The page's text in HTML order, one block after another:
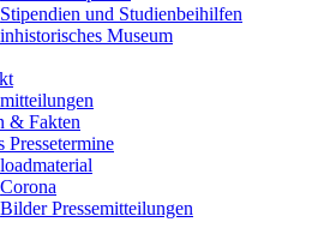
Stipendien und Studienbeihilfen
Museum
& Fakten
Pressetermine
Corona
Bilder Pressemitteilungen